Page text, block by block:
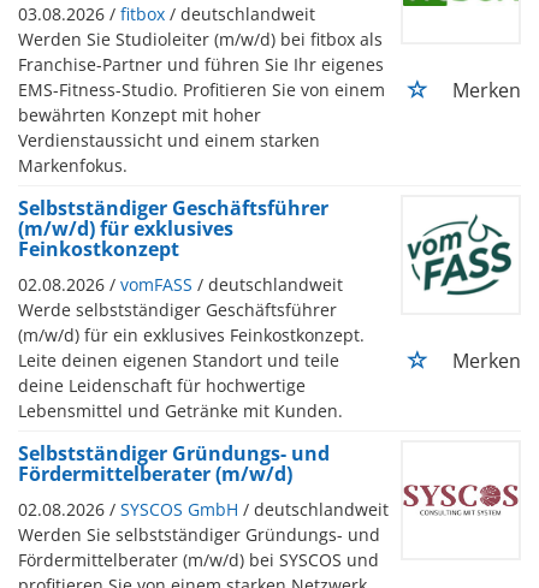
03.08.2026 / fitbox / deutschlandweit
Werden Sie Studioleiter (m/w/d) bei fitbox als
Franchise-Partner und führen Sie Ihr eigenes
EMS-Fitness-Studio. Profitieren Sie von einem
bewährten Konzept mit hoher
Verdienstaussicht und einem starken
Markenfokus.
Merken
Selbstständiger Geschäftsführer
(m/w/d) für exklusives
Feinkostkonzept
02.08.2026 / vomFASS / deutschlandweit
Werde selbstständiger Geschäftsführer
(m/w/d) für ein exklusives Feinkostkonzept.
Leite deinen eigenen Standort und teile
deine Leidenschaft für hochwertige
Lebensmittel und Getränke mit Kunden.
Merken
Selbstständiger Gründungs- und
Fördermittelberater (m/w/d)
02.08.2026 / SYSCOS GmbH / deutschlandweit
Werden Sie selbstständiger Gründungs- und
Fördermittelberater (m/w/d) bei SYSCOS und